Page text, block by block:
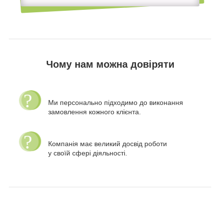
Чому нам можна довіряти
Ми персонально підходимо до виконання
замовлення кожного клієнта.
Компанія має великий досвід роботи
у своїй сфері діяльності.